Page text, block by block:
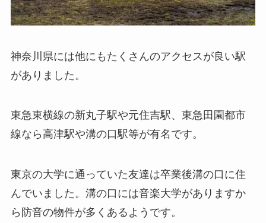
神奈川県には他にもたくさんのアクセスが良い駅
がありました。
東急東横線の新丸子駅や元住吉駅、 東急田園都市
線なら高津駅や溝の口駅等が有名です。
東京の大学に通っていた友達は卒業後溝の口に住
んでいました。 溝の口には音楽大学がありますか
ら防音の物件が多くあるようです。